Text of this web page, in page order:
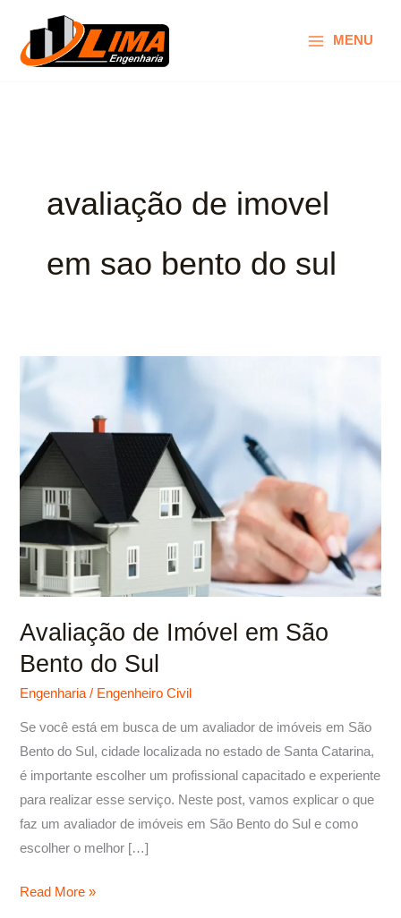
MENU
avaliação de imovel
em sao bento do sul
Avaliação de Imóvel em São
Bento do Sul
Engenharia / Engenheiro Civil
Se você está em busca de um avaliador de imóveis em São
Bento do Sul, cidade localizada no estado de Santa Catarina,
é importante escolher um profissional capacitado e experiente
para realizar esse serviço. Neste post, vamos explicar o que
faz um avaliador de imóveis em São Bento do Sul e como
escolher o melhor […]
Imóvel
São
Bento
Read More »